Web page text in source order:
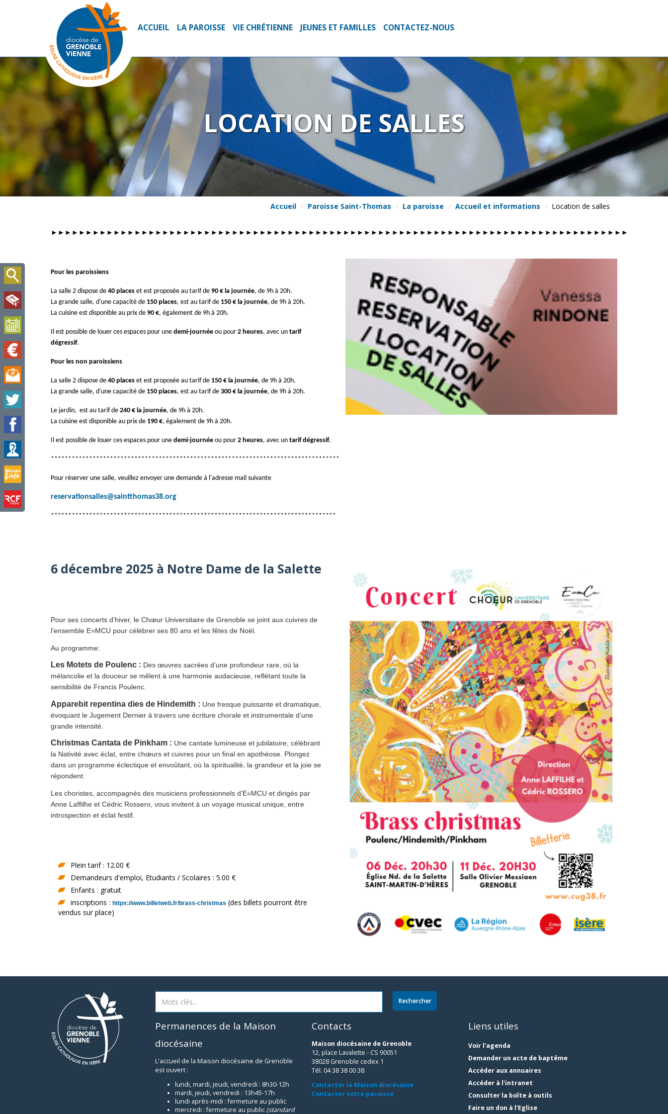
LOCATION DE SALLES
Accueil Paroisse Saint-Thomas La paroisse Accueil et informations Location de salles
►►►►►►►►►►►►►►►►►►►►►►►►►►►►►►►►►►►►►►►►►►►►►►►►►►►► ►►►►►►►►►►►►►►►►►►►►►►►►►►►►►►►
Pour les paroissiens
La salle 2 dispose de 40 places et est proposée au tarif de 90 € la journée, de 9h à 20h.
La grande salle, d'une capacité de 150 places, est au tarif de 150 € la journée, de 9h à 20h.
La cuisine est disponible au prix de 90 €, également de 9h à 20h.
Il est possible de louer ces espaces pour une demi-journée ou pour 2 heures, avec un tarif
dégressif.
Pour les non paroissiens
La salle 2 dispose de 40 places et est proposée au tarif de 150 € la journée, de 9h à 20h.
La grande salle, d'une capacité de 150 places, est au tarif de 300 € la journée, de 9h à 20h.
Le jardin, est au tarif de 240 € la journée, de 9h à 20h.
La cuisine est disponible au prix de 190 €, également de 9h à 20h.
Il est possible de louer ces espaces pour une demi-journée ou pour 2 heures, avec un tarif dégressif.
***********************************************************************************
Pour réserver une salle, veuillez envoyer une demande à l'adresse mail suivante
reservationsalles@saintthomas38.org
**********************************************************************************
6 décembre 2025 à Notre Dame de la Salette
Pour ses concerts d’hiver, le Chœur Universitaire de Grenoble se joint aux cuivres de
l’ensemble E=MCU pour célébrer ses 80 ans et les fêtes de Noël.
Au programme:
Les Motets de Poulenc : Des œuvres sacrées d’une profondeur rare, où la
mélancolie et la douceur se mêlent à une harmonie audacieuse, reflétant toute la
sensibilité de Francis Poulenc.
Apparebit repentina dies de Hindemith : Une fresque puissante et dramatique,
évoquant le Jugement Dernier à travers une écriture chorale et instrumentale d’une
grande intensité.
Christmas Cantata de Pinkham : Une cantate lumineuse et jubilatoire, célébrant
la Nativité avec éclat, entre chœurs et cuivres pour un final en apothéose. Plongez
dans un programme éclectique et envoûtant, où la spiritualité, la grandeur et la joie se
répondent.
Les choristes, accompagnés des musiciens professionnels d’E=MCU et dirigés par
Anne Laffilhe et Cédric Rossero, vous invitent à un voyage musical unique, entre
introspection et éclat festif.
Plein tarif : 12.00 €
Demandeurs d'emploi, Etudiants / Scolaires : 5.00 €
Enfants : gratuit
inscriptions : https://www.billetweb.fr/brass-christmas (des billets pourront être
vendus sur place)
Permanences de la Maison
diocésaine
L'accueil de la Maison diocésaine de Grenoble
est ouvert :
lundi, mardi, jeudi, vendredi : 8h30-12h
mardi, jeudi, vendredi : 13h45-17h
lundi après-midi : fermeture au public
mercredi : fermeture au public (standard
Contacts
Maison diocésaine de Grenoble
12, place Lavalette - CS 90051
38028 Grenoble cedex 1
Tél. 04 38 38 00 38
Contacter la Maison diocésaine
Contacter votre paroisse
Liens utiles
Voir l'agenda
Demander un acte de baptême
Accéder aux annuaires
Accéder à l'intranet
Consulter la boîte à outils
Faire un don à l'Eglise
ACCUEIL LA PAROISSE VIE CHRÉTIENNE JEUNES ET FAMILLES CONTACTEZ-NOUS